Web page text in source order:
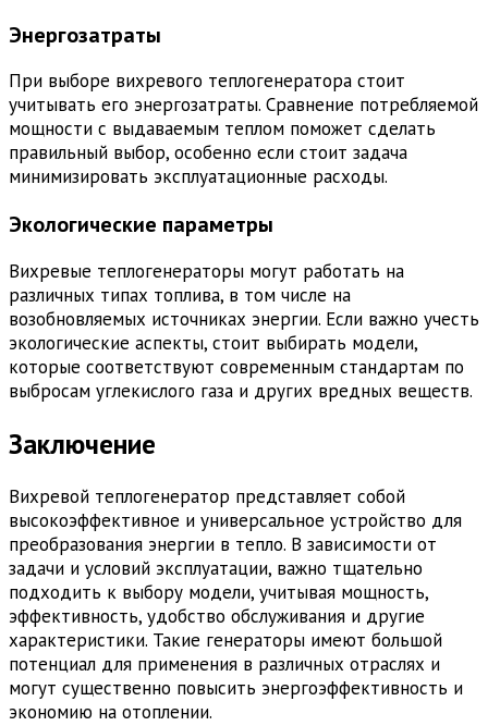
Энергозатраты
При выборе вихревого теплогенератора стоит
учитывать его энергозатраты. Сравнение потребляемой
мощности с выдаваемым теплом поможет сделать
правильный выбор, особенно если стоит задача
минимизировать эксплуатационные расходы.
Экологические параметры
Вихревые теплогенераторы могут работать на
различных типах топлива, в том числе на
возобновляемых источниках энергии. Если важно учесть
экологические аспекты, стоит выбирать модели,
которые соответствуют современным стандартам по
выбросам углекислого газа и других вредных веществ.
Заключение
Вихревой теплогенератор представляет собой
высокоэффективное и универсальное устройство для
преобразования энергии в тепло. В зависимости от
задачи и условий эксплуатации, важно тщательно
подходить к выбору модели, учитывая мощность,
эффективность, удобство обслуживания и другие
характеристики. Такие генераторы имеют большой
потенциал для применения в различных отраслях и
могут существенно повысить энергоэффективность и
экономию на отоплении.